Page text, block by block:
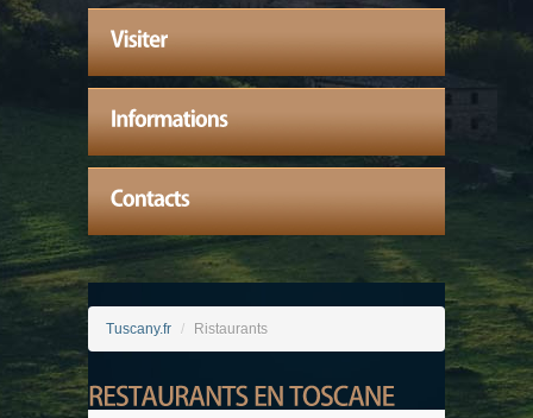
Tuscany.fr / Ristaurants